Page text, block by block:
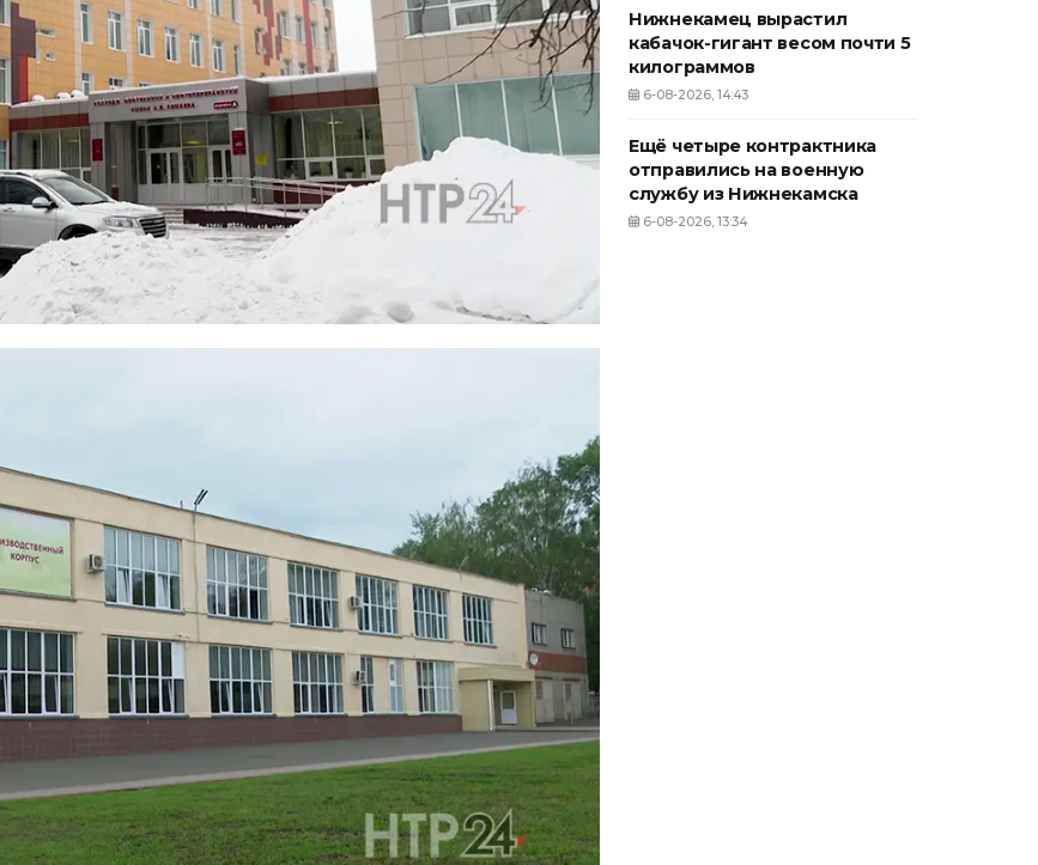
Нижнекамец вырастил
кабачок-гигант весом почти 5
килограммов
6-08-2026, 14:43
Ещё четыре контрактника
отправились на военную
службу из Нижнекамска
6-08-2026, 13:34